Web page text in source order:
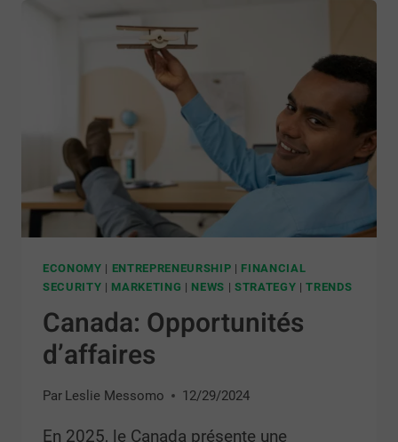
ECONOMY | ENTREPRENEURSHIP | FINANCIAL
SECURITY | MARKETING | NEWS | STRATEGY |TRENDS
Canada: Opportunités
d’affaires
Par Leslie Messomo 12/29/2024
En 2025, le Canada présente une